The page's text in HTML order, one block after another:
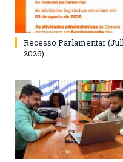
Recesso Parlamentar
2026)